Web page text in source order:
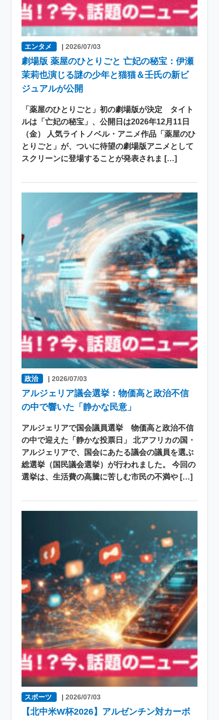
エンタメ |2026/07/03
劇場版 薬屋のひとりごと 亡妃の秘宝：伊瀬
茉莉也演じる謎の少年と猫猫＆壬氏の新ビ
ジュアルが公開
「薬屋のひとりごと」初の劇場版が決定 タイト
ルは「亡妃の秘宝」、公開日は2026年12月11日
（金） 人気ライトノベル・アニメ作品「薬屋のひ
とりごと」が、ついに待望の劇場版アニメとして
スクリーンに登場することが発表されま […]
政治 |2026/07/03
アルジェリア議会選挙：物価高と政治不信
の中で響いた「静かな民意」
アルジェリアで国会議員選挙 物価高と政治不信
の中で迎えた「静かな投票日」 北アフリカの国・
アルジェリアで、国会にあたる議会の議員を選ぶ
総選挙（国民議会選挙）が行われました。 今回の
選挙は、生活費の高騰に苦しむ市民の不満や […]
スポーツ |2026/07/03
【北中米W杯2026】アルゼンチン対カーボ